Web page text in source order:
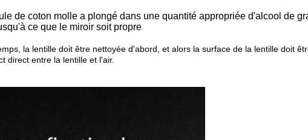
de coton molle a plongé dans une quantité appropriée d'alcool de
ce que le miroir soit propre
la lentille doit être nettoyée d'abord, et alors la surface de la lentille doit
direct entre la lentille et l'air.